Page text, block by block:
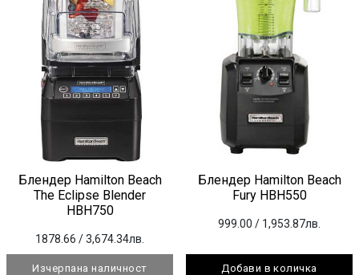
Блендер Hamilton Beach
The Eclipse Blender
HBH750
1878.66 / 3,674.34лв.
Изчерпана наличност
Блендер Hamilton Beach
Fury HBH550
999.00 / 1,953.87лв.
Добави в количка